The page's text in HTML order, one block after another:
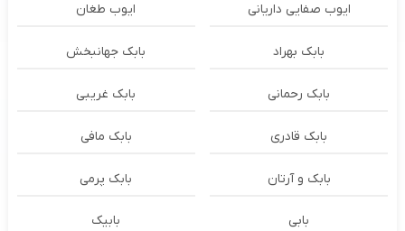
ایوب صفایی داریانی ایوب طغان
بابک بهراد بابک جهانبخش
بابک رحمانی بابک غریبی
بابک قادری بابک مافی
بابک و آرتان بابک پرمی
بابی بابیک